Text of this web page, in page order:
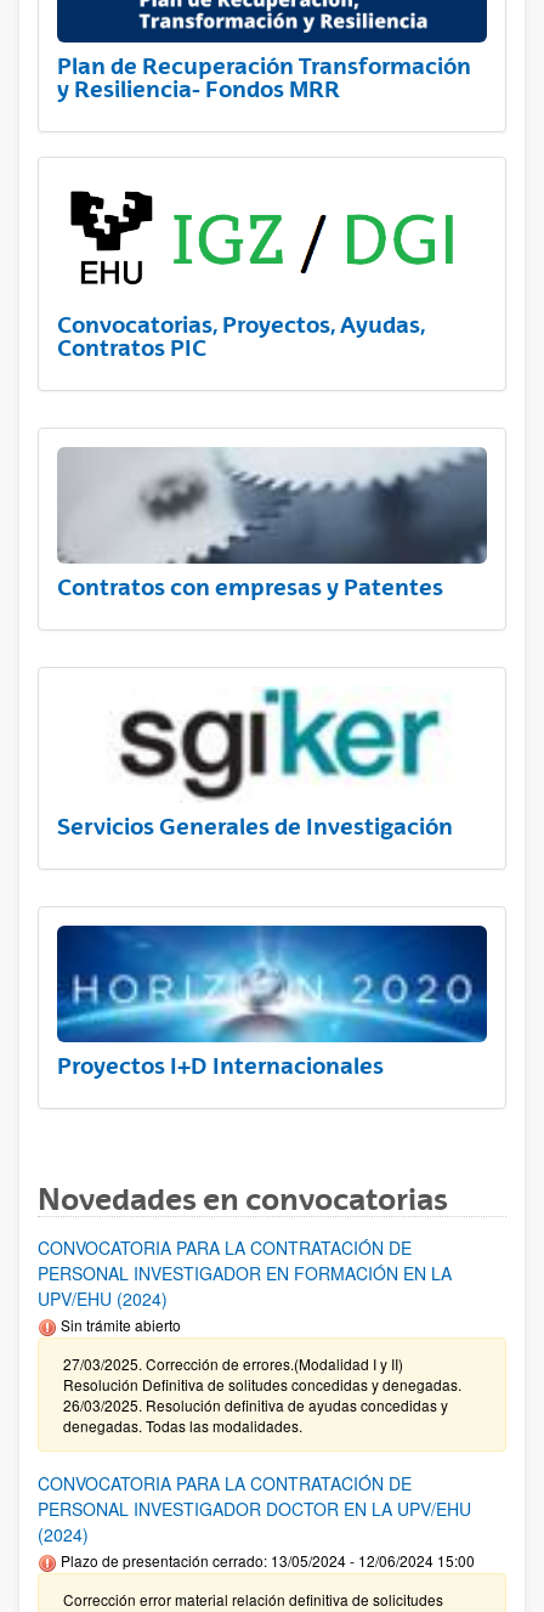
Plan de Recuperación Transformación
y Resiliencia- Fondos MRR
Convocatorias, Proyectos, Ayudas,
Contratos PIC
Contratos con empresas y Patentes
Servicios Generales de Investigación
Proyectos I+D Internacionales
Novedades en convocatorias
CONVOCATORIA PARA LA CONTRATACIÓN DE
PERSONAL INVESTIGADOR EN FORMACIÓN EN LA
UPV/EHU (2024)
Sin trámite abierto
27/03/2025. Corrección de errores.(Modalidad I y II)
Resolución Definitiva de solitudes concedidas y denegadas.
26/03/2025. Resolución definitiva de ayudas concedidas y
denegadas. Todas las modalidades.
CONVOCATORIA PARA LA CONTRATACIÓN DE
PERSONAL INVESTIGADOR DOCTOR EN LA UPV/EHU
(2024)
Plazo de presentación cerrado: 13/05/2024 - 12/06/2024 15:00
Corrección error material relación definitiva de solicitudes